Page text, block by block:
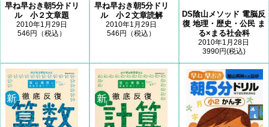
早ね早おき朝5分ドリ
ル 小２文章題
2010年1月29日
546円（税込）
早ね早おき朝5分ドリ
ル 小２文章読解
2010年1月29日
546円（税込）
DS陰山メソッド 電脳反
復 地理・歴史・公民 ま
る×まる社会科
2010年1月28日
3990円(税込)